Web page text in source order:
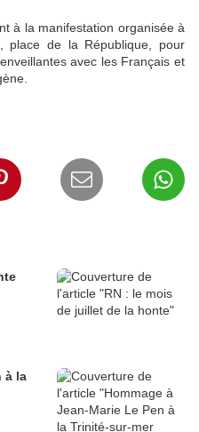
à la manifestation organisée à
place de la République, pour
avec les Français et
à la